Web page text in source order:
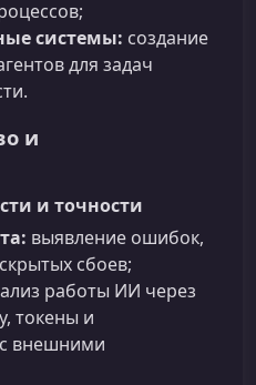
системы: создание
для задач
и
и точности
выявление ошибок,
сбоев;
работы ИИ через
токены и
внешними